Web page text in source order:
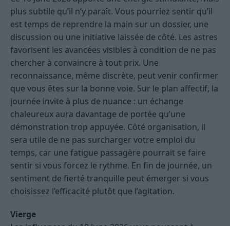
plus subtile qu’il n’y paraît. Vous pourriez sentir qu’il
est temps de reprendre la main sur un dossier, une
discussion ou une initiative laissée de côté. Les astres
favorisent les avancées visibles à condition de ne pas
chercher à convaincre à tout prix. Une
reconnaissance, même discrète, peut venir confirmer
que vous êtes sur la bonne voie. Sur le plan affectif, la
journée invite à plus de nuance : un échange
chaleureux aura davantage de portée qu’une
démonstration trop appuyée. Côté organisation, il
sera utile de ne pas surcharger votre emploi du
temps, car une fatigue passagère pourrait se faire
sentir si vous forcez le rythme. En fin de journée, un
sentiment de fierté tranquille peut émerger si vous
choisissez l’efficacité plutôt que l’agitation.
Vierge